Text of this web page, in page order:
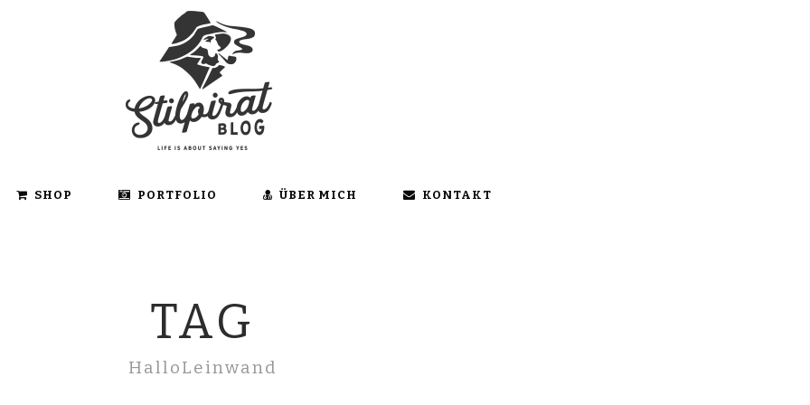
SHOP PORTFOLIO ÜBER MICH KONTAKT
TAG
HalloLeinwand